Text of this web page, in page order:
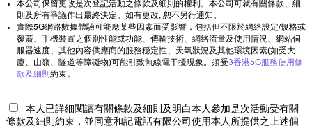
本公司保留更改是次登記活動之條款及細則的權利。本公司可就有關條款、細
則及所有爭議作出最終決定。如有更改, 恕不另行通知。
實際5G網路數據體驗可能應某些因素而受影響，包括但不限於網絡設定/規格或
覆蓋、手機裝置之個別性能或功能、傳輸技術、網絡流量及使用情況、網站伺
服器速度、其他內容供應商的服務穏定性、天氣狀況及其他環境因素(如受大
廈、山嶺、隧道等障礙物)可能引致無線電干擾現象。須受3香港5G服務使用條
款及細則 約束。
本人已詳細閱讀有關條款及細則及明白本人參加是次活動受有關
條款及細則約束，並同意和記電話有限公司使用本人所提供之上述個